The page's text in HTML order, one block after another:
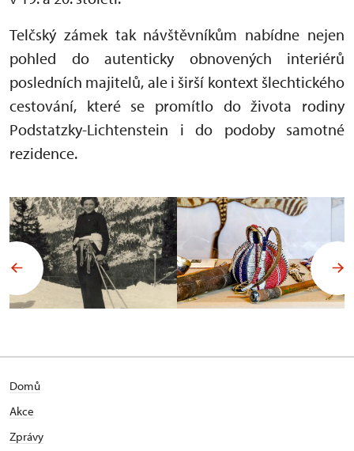
Telčský zámek tak návštěvníkům nabídne nejen
pohled do autenticky obnovených interiérů
posledních majitelů, ale i širší kontext šlechtického
cestování, které se promítlo do života rodiny
Podstatzky-Lichtenstein i do podoby samotné
rezidence.
Domů
Akce
Zprávy